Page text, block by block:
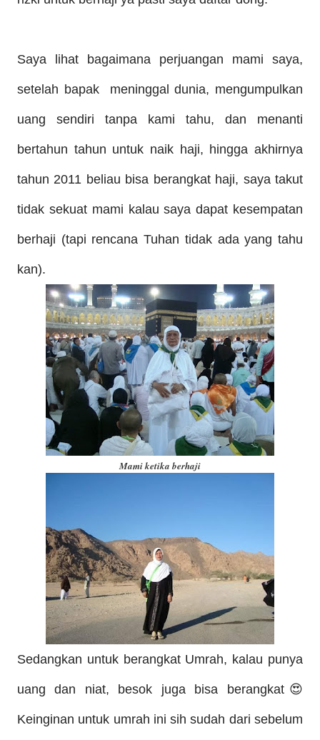
Saya lihat bagaimana perjuangan mami saya,
setelah bapak meninggal dunia, mengumpulkan
uang sendiri tanpa kami tahu, dan menanti
bertahun tahun untuk naik haji, hingga akhirnya
tahun 2011 beliau bisa berangkat haji, saya takut
tidak sekuat mami kalau saya dapat kesempatan
berhaji (tapi rencana Tuhan tidak ada yang tahu
kan).
Mami ketika berhaji
Sedangkan untuk berangkat Umrah, kalau punya
uang dan niat, besok juga bisa berangkat😍
Keinginan untuk umrah ini sih sudah dari sebelum